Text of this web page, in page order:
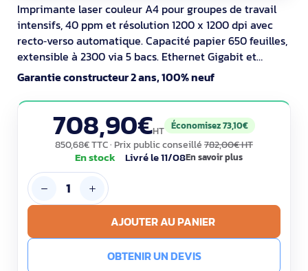
Imprimante laser couleur A4 pour groupes de travail
intensifs, 40 ppm et résolution 1200 x 1200 dpi avec
recto‑verso automatique. Capacité papier 650 feuilles,
extensible à 2300 via 5 bacs. Ethernet Gigabit et
AirPrint/Mopria pour l’impression mobile. Volume
conseillé 1 000–5 000 pages/mois. Certifiée EPEAT
Gold, ENERGY STAR et Blue Angel.
Garantie constructeur 2 ans, 100% neuf
708,90€HT Économisez 73,10€
850,68€ TTC· Prix public conseillé 782,00€ HT
En stock Livré le 11/08En savoir plus
AJOUTER AU PANIER
OBTENIR UN DEVIS